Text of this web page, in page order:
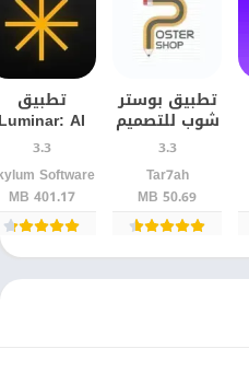
تطبيق بوستر
شوب للتصميم
والكتابة على
الصور –
للأندرويد
3.3
Tar7ah
50.69 MB
تطبيق
AI
Editor
للأندرويد
إصدار
3.3
Software
401.17 MB